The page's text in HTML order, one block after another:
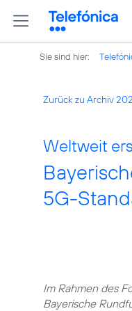
Sie sind hier:
Zurück zu Archiv
Weltweit
5G-
Im Rahmen des
Bayerische